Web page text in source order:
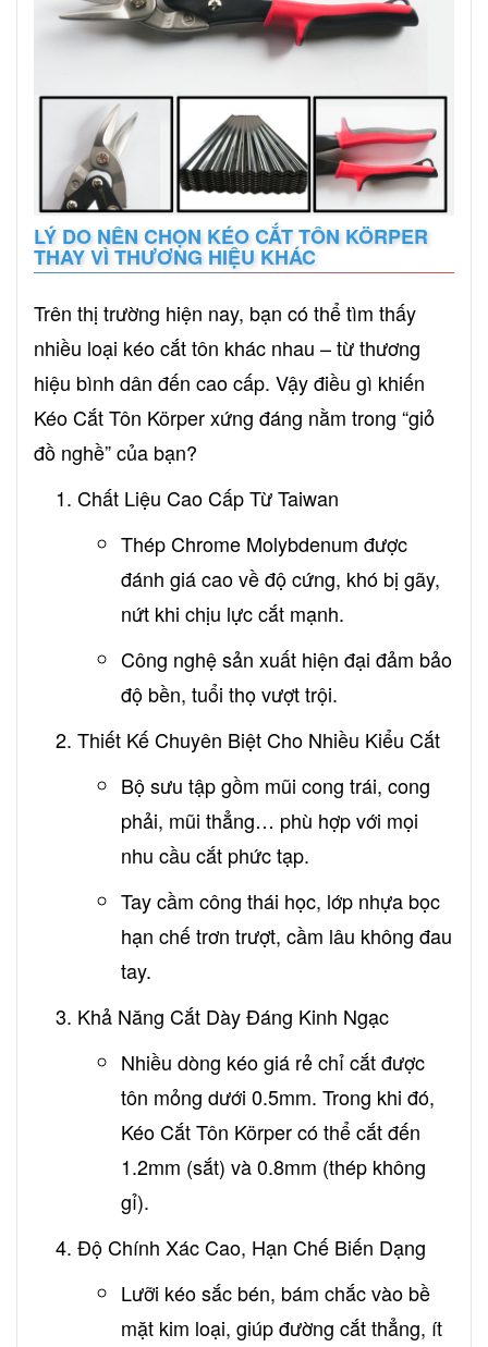
LÝ DO NÊN CHỌN KÉO CẮT TÔN KÖRPER
THAY VÌ THƯƠNG HIỆU KHÁC
Trên thị trường hiện nay, bạn có thể tìm thấy
nhiều loại kéo cắt tôn khác nhau – từ thương
hiệu bình dân đến cao cấp. Vậy điều gì khiến
Kéo Cắt Tôn Körper xứng đáng nằm trong “giỏ
đồ nghề” của bạn?
Chất Liệu Cao Cấp Từ Taiwan
Thép Chrome Molybdenum được
đánh giá cao về độ cứng, khó bị gãy,
nứt khi chịu lực cắt mạnh.
Công nghệ sản xuất hiện đại đảm bảo
độ bền, tuổi thọ vượt trội.
Thiết Kế Chuyên Biệt Cho Nhiều Kiểu Cắt
Bộ sưu tập gồm mũi cong trái, cong
phải, mũi thẳng… phù hợp với mọi
nhu cầu cắt phức tạp.
Tay cầm công thái học, lớp nhựa bọc
hạn chế trơn trượt, cầm lâu không đau
tay.
Khả Năng Cắt Dày Đáng Kinh Ngạc
Nhiều dòng kéo giá rẻ chỉ cắt được
tôn mỏng dưới 0.5mm. Trong khi đó,
Kéo Cắt Tôn Körper có thể cắt đến
1.2mm (sắt) và 0.8mm (thép không
gỉ).
Độ Chính Xác Cao, Hạn Chế Biến Dạng
Lưỡi kéo sắc bén, bám chắc vào bề
mặt kim loại, giúp đường cắt thẳng, ít